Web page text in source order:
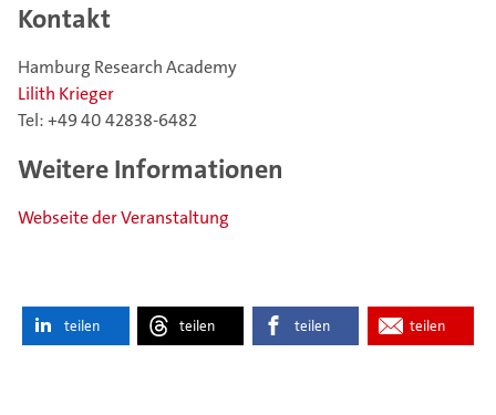
Kontakt
Hamburg Research Academy
Lilith Krieger
Tel: +49 40 42838-6482
Weitere Informationen
Webseite der Veranstaltung
teilen teilen teilen teilen